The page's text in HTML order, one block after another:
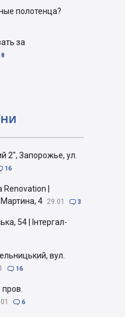
полотенца?
за
2", Запорожье, ул.
16
|
Мартина, 4 29.01  3
54 | Інтергал-
вул.
 16
 6